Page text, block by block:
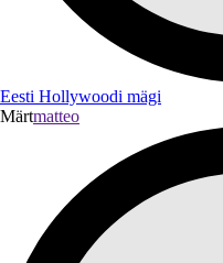
Eesti Hollywoodi mägi
Märtmatteo